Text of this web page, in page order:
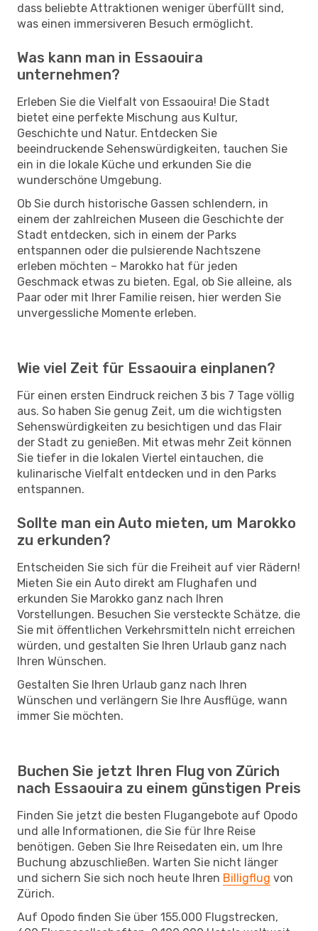
dass beliebte Attraktionen weniger überfüllt sind,
was einen immersiveren Besuch ermöglicht.
Was kann man in Essaouira
unternehmen?
Erleben Sie die Vielfalt von Essaouira! Die Stadt
bietet eine perfekte Mischung aus Kultur,
Geschichte und Natur. Entdecken Sie
beeindruckende Sehenswürdigkeiten, tauchen Sie
ein in die lokale Küche und erkunden Sie die
wunderschöne Umgebung.
Ob Sie durch historische Gassen schlendern, in
einem der zahlreichen Museen die Geschichte der
Stadt entdecken, sich in einem der Parks
entspannen oder die pulsierende Nachtszene
erleben möchten – Marokko hat für jeden
Geschmack etwas zu bieten. Egal, ob Sie alleine, als
Paar oder mit Ihrer Familie reisen, hier werden Sie
unvergessliche Momente erleben.
Wie viel Zeit für Essaouira einplanen?
Für einen ersten Eindruck reichen 3 bis 7 Tage völlig
aus. So haben Sie genug Zeit, um die wichtigsten
Sehenswürdigkeiten zu besichtigen und das Flair
der Stadt zu genießen. Mit etwas mehr Zeit können
Sie tiefer in die lokalen Viertel eintauchen, die
kulinarische Vielfalt entdecken und in den Parks
entspannen.
Sollte man ein Auto mieten, um Marokko
zu erkunden?
Entscheiden Sie sich für die Freiheit auf vier Rädern!
Mieten Sie ein Auto direkt am Flughafen und
erkunden Sie Marokko ganz nach Ihren
Vorstellungen. Besuchen Sie versteckte Schätze, die
Sie mit öffentlichen Verkehrsmitteln nicht erreichen
würden, und gestalten Sie Ihren Urlaub ganz nach
Ihren Wünschen.
Gestalten Sie Ihren Urlaub ganz nach Ihren
Wünschen und verlängern Sie Ihre Ausflüge, wann
immer Sie möchten.
Buchen Sie jetzt Ihren Flug von Zürich
nach Essaouira zu einem günstigen Preis
Finden Sie jetzt die besten Flugangebote auf Opodo
und alle Informationen, die Sie für Ihre Reise
benötigen. Geben Sie Ihre Reisedaten ein, um Ihre
Buchung abzuschließen. Warten Sie nicht länger
und sichern Sie sich noch heute Ihren Billigflug von
Zürich.
Auf Opodo finden Sie über 155.000 Flugstrecken,